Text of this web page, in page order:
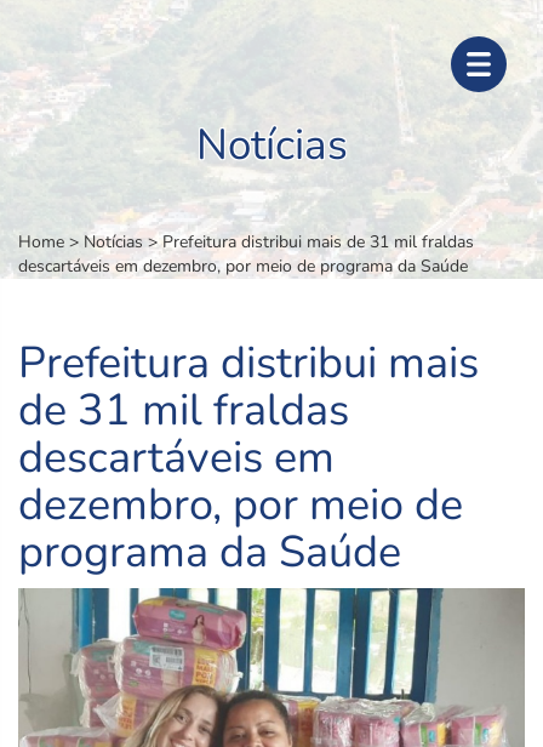
Notícias
Home > Notícias >Prefeitura distribui mais de 31 mil fraldas
descartáveis em dezembro, por meio de programa da Saúde
Prefeitura distribui mais
de 31 mil fraldas
descartáveis em
dezembro, por meio de
programa da Saúde